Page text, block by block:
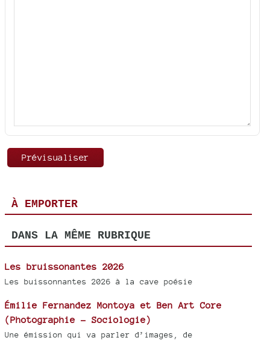
À EMPORTER
DANS LA MÊME RUBRIQUE
Les bruissonantes 2026
Les buissonnantes 2026 à la cave poésie
Émilie Fernandez Montoya et Ben Art Core
(Photographie - Sociologie)
Une émission qui va parler d’images, de